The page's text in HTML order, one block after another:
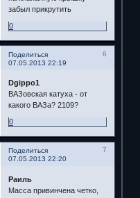
забыл прикрутить
0
Поделиться
6
07.05.2013 22:19
Dgippo1
ВАЗовская катуха - от
какого ВАЗа? 2109?
0
Поделиться
7
07.05.2013 22:20
Раиль
Масса привинчена четко,